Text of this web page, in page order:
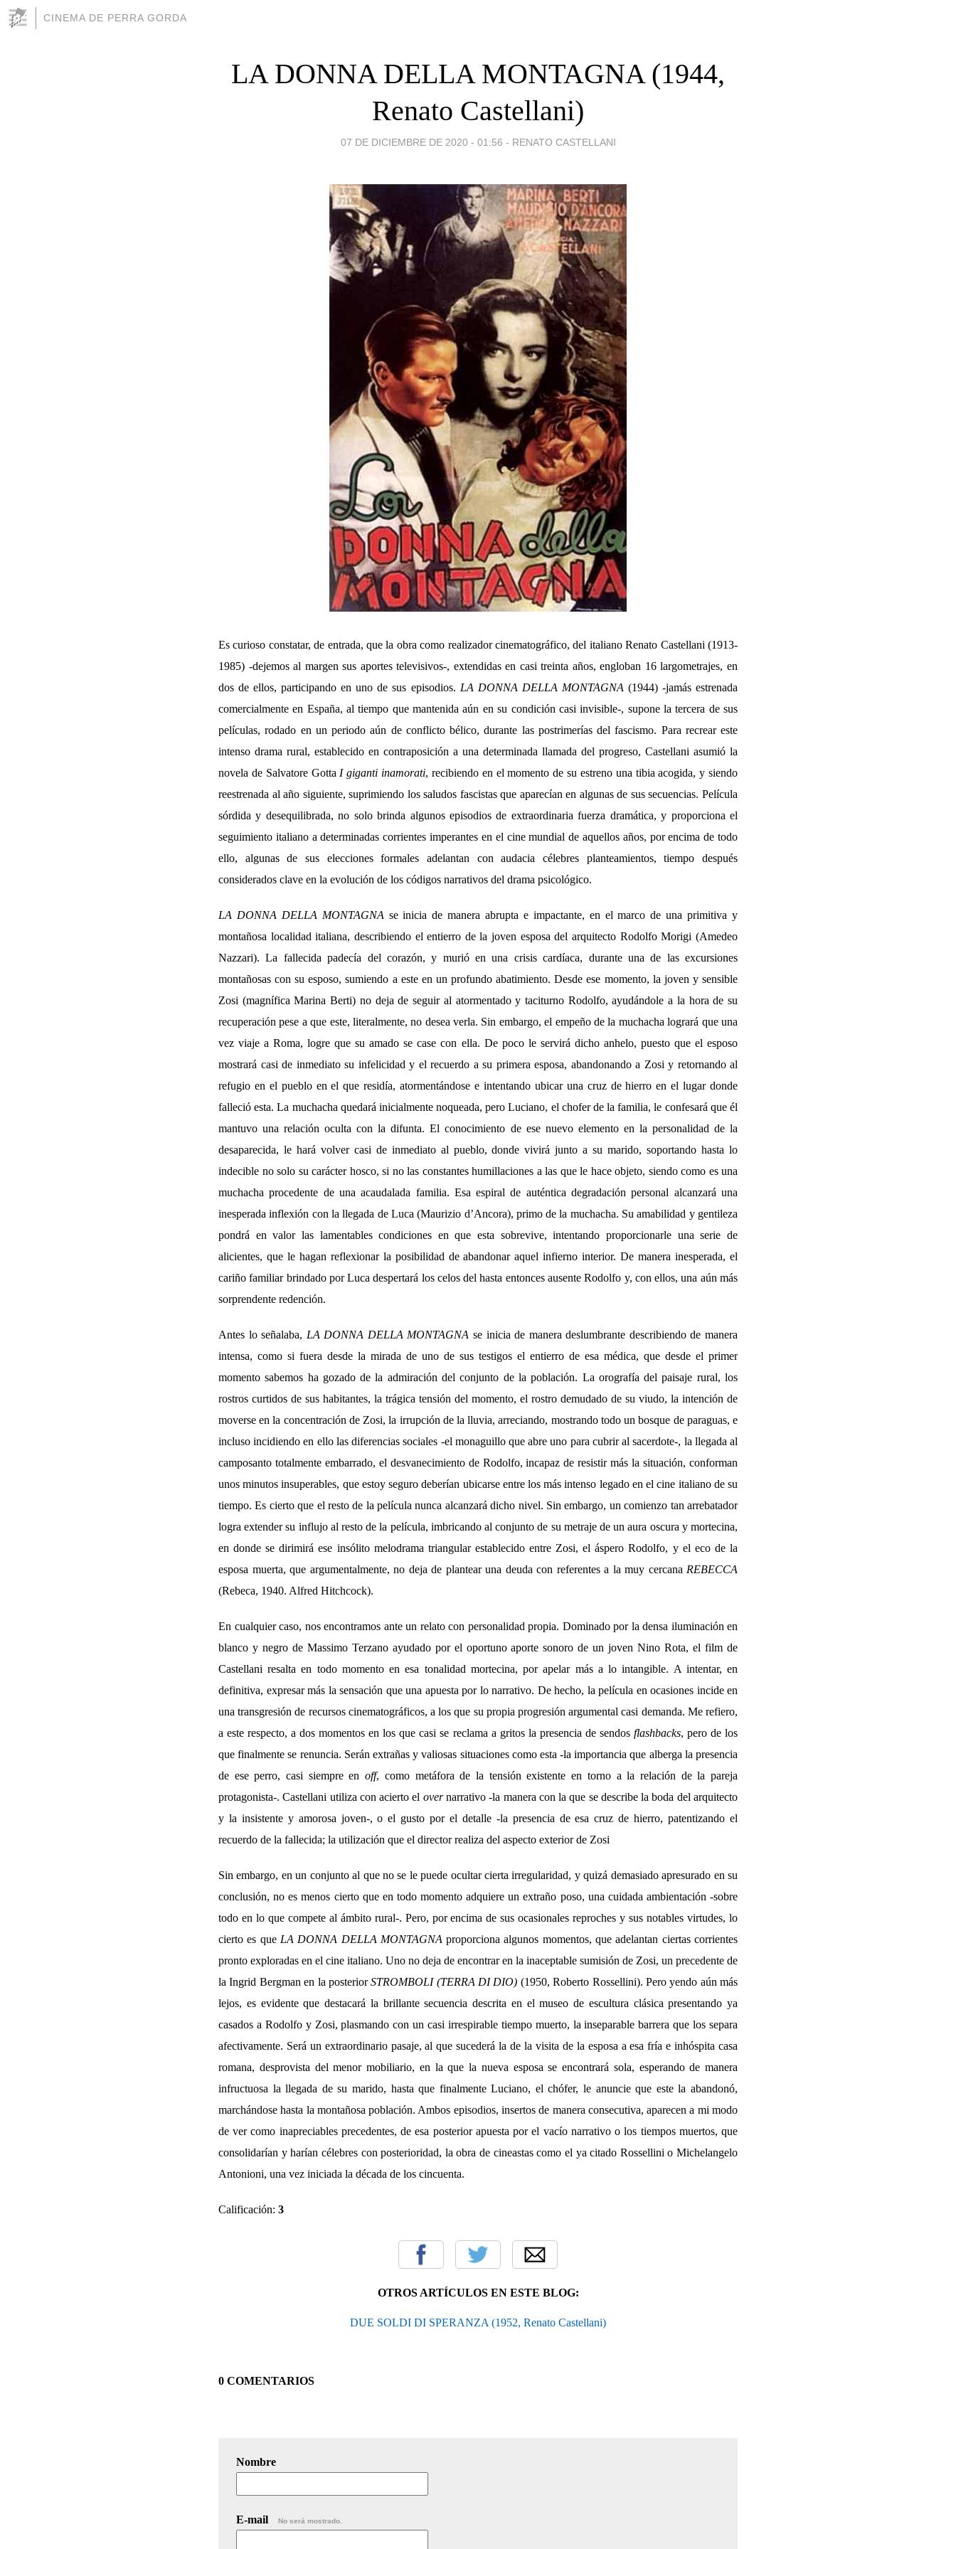
CINEMA DE PERRA GORDA
LA DONNA DELLA MONTAGNA (1944,
Renato Castellani)
07 DE DICIEMBRE DE 2020 - 01:56 - RENATO CASTELLANI
Es curioso constatar, de entrada, que la obra como realizador cinematográfico, del italiano Renato Castellani (1913-
1985) -dejemos al margen sus aportes televisivos-, extendidas en casi treinta años, engloban 16 largometrajes, en
dos de ellos, participando en uno de sus episodios. LA DONNA DELLA MONTAGNA (1944) -jamás estrenada
comercialmente en España, al tiempo que mantenida aún en su condición casi invisible-, supone la tercera de sus
películas, rodado en un periodo aún de conflicto bélico, durante las postrimerías del fascismo. Para recrear este
intenso drama rural, establecido en contraposición a una determinada llamada del progreso, Castellani asumió la
novela de Salvatore Gotta I giganti inamorati, recibiendo en el momento de su estreno una tibia acogida, y siendo
reestrenada al año siguiente, suprimiendo los saludos fascistas que aparecían en algunas de sus secuencias. Película
sórdida y desequilibrada, no solo brinda algunos episodios de extraordinaria fuerza dramática, y proporciona el
seguimiento italiano a determinadas corrientes imperantes en el cine mundial de aquellos años, por encima de todo
ello, algunas de sus elecciones formales adelantan con audacia célebres planteamientos, tiempo después
considerados clave en la evolución de los códigos narrativos del drama psicológico.
LA DONNA DELLA MONTAGNA se inicia de manera abrupta e impactante, en el marco de una primitiva y
montañosa localidad italiana, describiendo el entierro de la joven esposa del arquitecto Rodolfo Morigi (Amedeo
Nazzari). La fallecida padecía del corazón, y murió en una crisis cardíaca, durante una de las excursiones
montañosas con su esposo, sumiendo a este en un profundo abatimiento. Desde ese momento, la joven y sensible
Zosi (magnífica Marina Berti) no deja de seguir al atormentado y taciturno Rodolfo, ayudándole a la hora de su
recuperación pese a que este, literalmente, no desea verla. Sin embargo, el empeño de la muchacha logrará que una
vez viaje a Roma, logre que su amado se case con ella. De poco le servirá dicho anhelo, puesto que el esposo
mostrará casi de inmediato su infelicidad y el recuerdo a su primera esposa, abandonando a Zosi y retornando al
refugio en el pueblo en el que residía, atormentándose e intentando ubicar una cruz de hierro en el lugar donde
falleció esta. La muchacha quedará inicialmente noqueada, pero Luciano, el chofer de la familia, le confesará que él
mantuvo una relación oculta con la difunta. El conocimiento de ese nuevo elemento en la personalidad de la
desaparecida, le hará volver casi de inmediato al pueblo, donde vivirá junto a su marido, soportando hasta lo
indecible no solo su carácter hosco, si no las constantes humillaciones a las que le hace objeto, siendo como es una
muchacha procedente de una acaudalada familia. Esa espiral de auténtica degradación personal alcanzará una
inesperada inflexión con la llegada de Luca (Maurizio d’Ancora), primo de la muchacha. Su amabilidad y gentileza
pondrá en valor las lamentables condiciones en que esta sobrevive, intentando proporcionarle una serie de
alicientes, que le hagan reflexionar la posibilidad de abandonar aquel infierno interior. De manera inesperada, el
cariño familiar brindado por Luca despertará los celos del hasta entonces ausente Rodolfo y, con ellos, una aún más
sorprendente redención.
Antes lo señalaba, LA DONNA DELLA MONTAGNA se inicia de manera deslumbrante describiendo de manera
intensa, como si fuera desde la mirada de uno de sus testigos el entierro de esa médica, que desde el primer
momento sabemos ha gozado de la admiración del conjunto de la población. La orografía del paisaje rural, los
rostros curtidos de sus habitantes, la trágica tensión del momento, el rostro demudado de su viudo, la intención de
moverse en la concentración de Zosi, la irrupción de la lluvia, arreciando, mostrando todo un bosque de paraguas, e
incluso incidiendo en ello las diferencias sociales -el monaguillo que abre uno para cubrir al sacerdote-, la llegada al
camposanto totalmente embarrado, el desvanecimiento de Rodolfo, incapaz de resistir más la situación, conforman
unos minutos insuperables, que estoy seguro deberían ubicarse entre los más intenso legado en el cine italiano de su
tiempo. Es cierto que el resto de la película nunca alcanzará dicho nivel. Sin embargo, un comienzo tan arrebatador
logra extender su influjo al resto de la película, imbricando al conjunto de su metraje de un aura oscura y mortecina,
en donde se dirimirá ese insólito melodrama triangular establecido entre Zosi, el áspero Rodolfo, y el eco de la
esposa muerta, que argumentalmente, no deja de plantear una deuda con referentes a la muy cercana REBECCA
(Rebeca, 1940. Alfred Hitchcock).
En cualquier caso, nos encontramos ante un relato con personalidad propia. Dominado por la densa iluminación en
blanco y negro de Massimo Terzano ayudado por el oportuno aporte sonoro de un joven Nino Rota, el film de
Castellani resalta en todo momento en esa tonalidad mortecina, por apelar más a lo intangible. A intentar, en
definitiva, expresar más la sensación que una apuesta por lo narrativo. De hecho, la película en ocasiones incide en
una transgresión de recursos cinematográficos, a los que su propia progresión argumental casi demanda. Me refiero,
a este respecto, a dos momentos en los que casi se reclama a gritos la presencia de sendos flashbacks, pero de los
que finalmente se renuncia. Serán extrañas y valiosas situaciones como esta -la importancia que alberga la presencia
de ese perro, casi siempre enoff, como metáfora de la tensión existente en torno a la relación de la pareja
protagonista-. Castellani utiliza con acierto el overnarrativo -la manera con la que se describe la boda del arquitecto
y la insistente y amorosa joven-, o el gusto por el detalle -la presencia de esa cruz de hierro, patentizando el
recuerdo de la fallecida; la utilización que el director realiza del aspecto exterior de Zosi
Sin embargo, en un conjunto al que no se le puede ocultar cierta irregularidad, y quizá demasiado apresurado en su
conclusión, no es menos cierto que en todo momento adquiere un extraño poso, una cuidada ambientación -sobre
todo en lo que compete al ámbito rural-. Pero, por encima de sus ocasionales reproches y sus notables virtudes, lo
cierto es que LA DONNA DELLA MONTAGNA proporciona algunos momentos, que adelantan ciertas corrientes
pronto exploradas en el cine italiano. Uno no deja de encontrar en la inaceptable sumisión de Zosi, un precedente de
la Ingrid Bergman en la posteriorSTROMBOLI (TERRA DI DIO) (1950, Roberto Rossellini). Pero yendo aún más
lejos, es evidente que destacará la brillante secuencia descrita en el museo de escultura clásica presentando ya
casados a Rodolfo y Zosi, plasmando con un casi irrespirable tiempo muerto, la inseparable barrera que los separa
afectivamente. Será un extraordinario pasaje, al que sucederá la de la visita de la esposa a esa fría e inhóspita casa
romana, desprovista del menor mobiliario, en la que la nueva esposa se encontrará sola, esperando de manera
infructuosa la llegada de su marido, hasta que finalmente Luciano, el chófer, le anuncie que este la abandonó,
marchándose hasta la montañosa población. Ambos episodios, insertos de manera consecutiva, aparecen a mi modo
de ver como inapreciables precedentes, de esa posterior apuesta por el vacío narrativo o los tiempos muertos, que
consolidarían y harían célebres con posterioridad, la obra de cineastas como el ya citado Rossellini o Michelangelo
Antonioni, una vez iniciada la década de los cincuenta.
Calificación: 3
OTROS ARTÍCULOS EN ESTE BLOG:
DUE SOLDI DI SPERANZA (1952, Renato Castellani)
0 COMENTARIOS
Nombre
E-mail No será mostrado.